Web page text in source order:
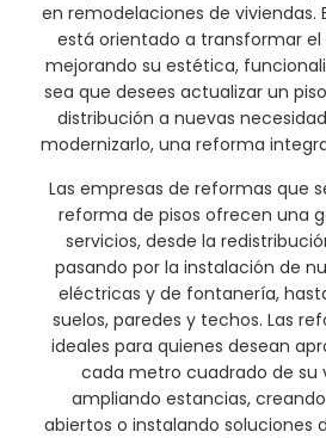
en remodelaciones de viviendas.
está orientado a transformar el
mejorando su estética,
sea que desees actualizar un
distribución a nuevas
modernizarlo, una reforma
Las empresas de reformas que
reforma de pisos ofrecen una
servicios, desde la
pasando por la instalación de
eléctricas y de fontanería,
suelos, paredes y techos. Las
ideales para quienes desean
cada metro cuadrado de su
ampliando estancias,
abiertos o instalando soluciones